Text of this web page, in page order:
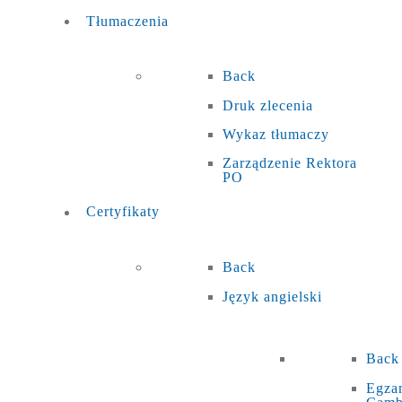
Tłumaczenia
Back
Druk zlecenia
Wykaz tłumaczy
Zarządzenie Rektora
PO
Certyfikaty
Back
Język angielski
Back